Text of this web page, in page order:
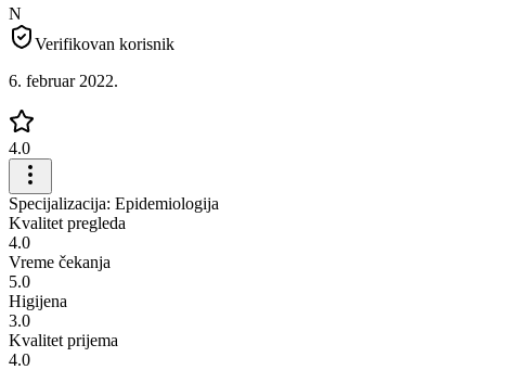
N
Verifikovan korisnik
6. februar 2022.
4.0
Specijalizacija: Epidemiologija
Kvalitet pregleda
4.0
Vreme čekanja
5.0
Higijena
3.0
Kvalitet prijema
4.0